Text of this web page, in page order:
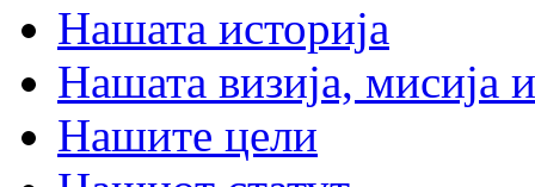
Нашата историја
Нашата визија, мисија и
Нашите цели